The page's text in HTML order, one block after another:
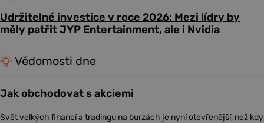
Udržitelné investice v roce 2026: Mezi lídry by
měly patřit JYP Entertainment, ale i Nvidia
Vědomosti dne
Jak obchodovat s akciemi
Svět velkých financí a tradingu na burzách je nyní otevřenější, než kdy